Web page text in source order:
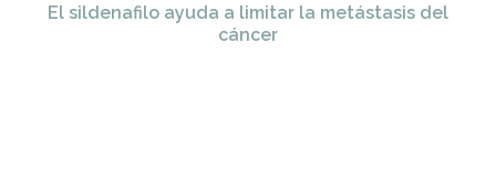
El sildenafilo ayuda a limitar la metástasis del
cáncer